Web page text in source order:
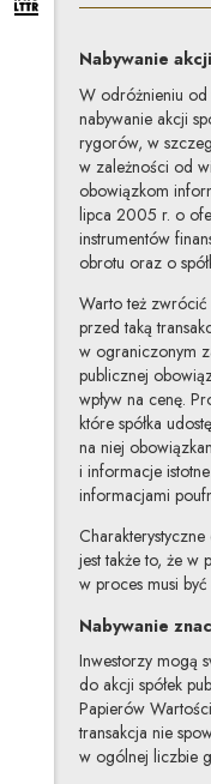
rozwiń formularz zapisu
Nabywanie
W odróżnieniu od
nabywanie akcji
rygorów, w
w zależności od
obowiązkom
lipca 2005 r. o
instrumentów
obrotu oraz o
Warto też zwrócić
przed taką
w ograniczonym
publicznej
wpływ na cenę.
które spółka
na niej
i informacje
informacjami
jest także to, że w
w proces musi
Nabywanie
Inwestorzy mogą
do akcji spółek
Papierów
transakcja nie
w ogólnej liczbie